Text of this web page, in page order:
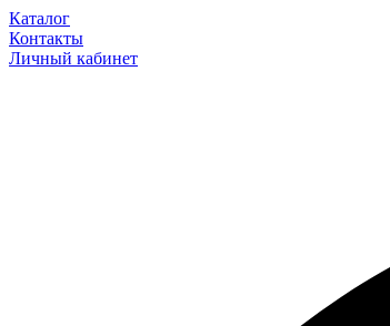
Каталог
Контакты
Личный кабинет